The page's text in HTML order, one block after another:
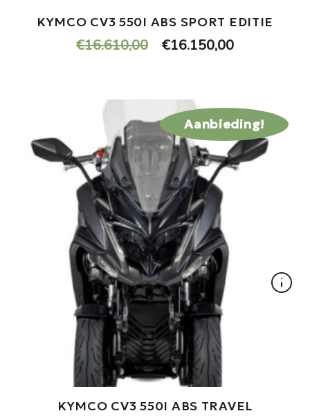
KYMCO CV3 550I ABS SPORT EDITIE
€16.610,00
Oorspronkelijke
€16.610,00.
€16.150,00Huidige
Aanbieding!
KYMCO CV3 550I ABS TRAVEL